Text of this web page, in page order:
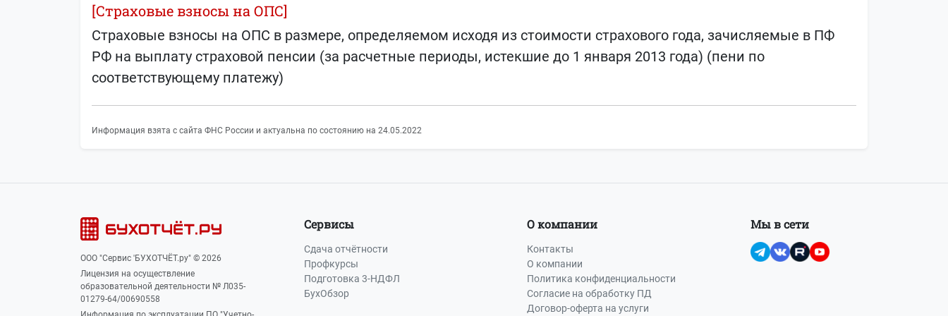
[Страховые взносы на ОПС]
Страховые взносы на ОПС в размере, определяемом исходя из стоимости страхового года, зачисляемые в ПФ
РФ на выплату страховой пенсии (за расчетные периоды, истекшие до 1 января 2013 года) (пени по
соответствующему платежу)
Информация взята с сайта ФНС России и актуальна по состоянию на 24.05.2022
ООО "Сервис 'БУХОТЧЁТ.ру" © 2026
Лицензия на осуществление
образовательной деятельности № Л035-
01279-64/00690558
Сервисы
Сдача отчётности
Профкурсы
Подготовка 3-НДФЛ
БухОбзор
О компании
Контакты
О компании
Политика конфиденциальности
Согласие на обработку ПД
Договор-оферта на услуги
Мы в сети